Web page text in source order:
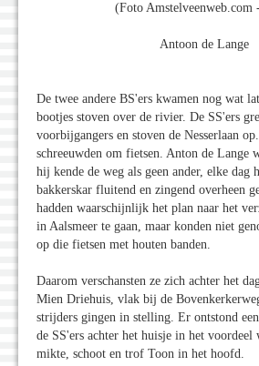
(Foto Amstelveenweb.com
Antoon de Lange
De twee andere BS'ers kwamen nog wat
bootjes stoven over de rivier. De SS'ers
voorbijgangers en stoven de Nesserlaan
schreeuwden om fietsen. Anton de Lange
hij kende de weg als geen ander, elke dag
bakkerskar fluitend en zingend overheen
hadden waarschijnlijk het plan naar het
in Aalsmeer te gaan, maar konden niet
op die fietsen met houten banden.
Daarom verschansten ze zich achter het
Mien Driehuis, vlak bij de
strijders gingen in stelling. Er ontstond
de SS'ers achter het huisje in het voordeel
mikte, schoot en trof Toon in het hoofd.